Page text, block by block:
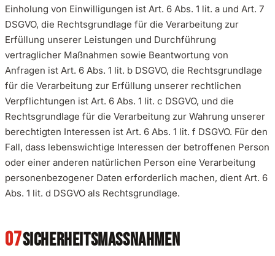
Einholung von Einwilligungen ist Art. 6 Abs. 1 lit. a und Art. 7
DSGVO, die Rechtsgrundlage für die Verarbeitung zur
Erfüllung unserer Leistungen und Durchführung
vertraglicher Maßnahmen sowie Beantwortung von
Anfragen ist Art. 6 Abs. 1 lit. b DSGVO, die Rechtsgrundlage
für die Verarbeitung zur Erfüllung unserer rechtlichen
Verpflichtungen ist Art. 6 Abs. 1 lit. c DSGVO, und die
Rechtsgrundlage für die Verarbeitung zur Wahrung unserer
berechtigten Interessen ist Art. 6 Abs. 1 lit. f DSGVO. Für den
Fall, dass lebenswichtige Interessen der betroffenen Person
oder einer anderen natürlichen Person eine Verarbeitung
personenbezogener Daten erforderlich machen, dient Art. 6
Abs. 1 lit. d DSGVO als Rechtsgrundlage.
SICHERHEITSMASSNAHMEN